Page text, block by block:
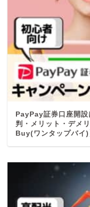
PayPay証券口座開
判・メリット・デメ
Buy(ワンタップバイ)